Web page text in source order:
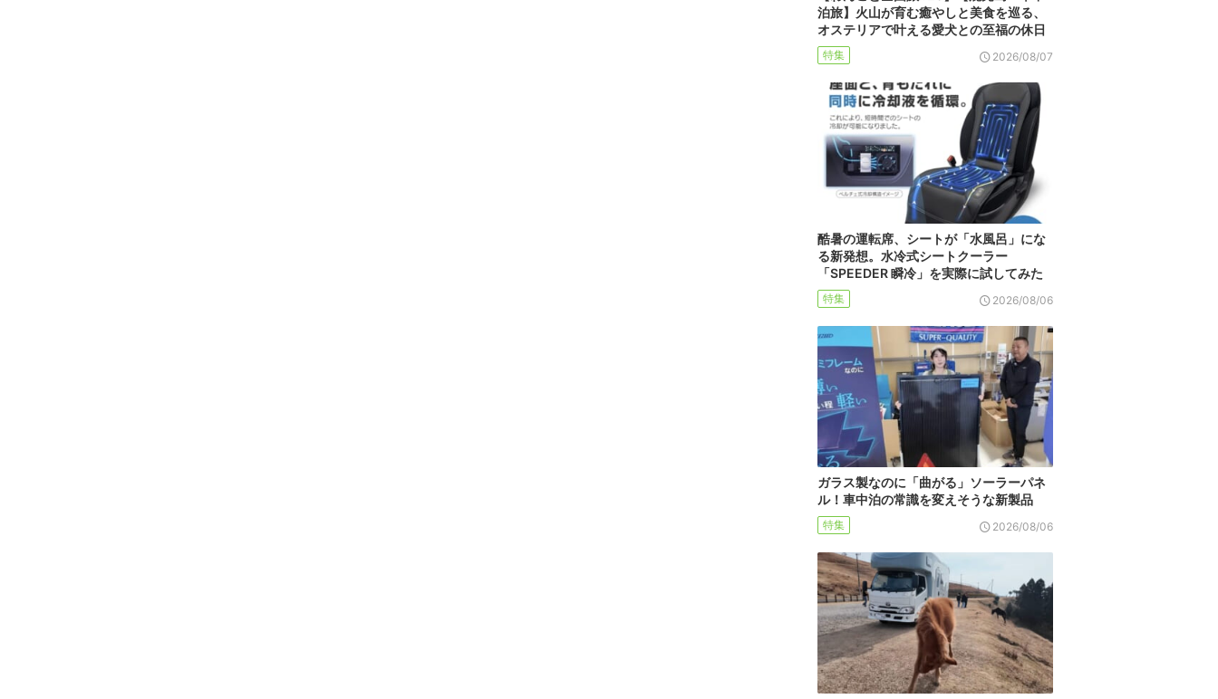
泊旅】火山が育む癒やしと美食を巡る、
オステリアで叶える愛犬との至福の休日
特集 2026/08/07
酷暑の運転席、シートが「水風呂」にな
る新発想。水冷式シートクーラー
「SPEEDER 瞬冷」を実際に試してみた
特集 2026/08/06
ガラス製なのに「曲がる」ソーラーパネ
ル！車中泊の常識を変えそうな新製品
特集 2026/08/06